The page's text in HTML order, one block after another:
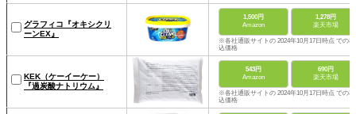
グラフィコ『オキシクリ
ーンEX』
1,500円
Amazon
1,278円
楽天市場
※各社通販サイトの 2024年10月17日時点 での税
込価格
KEK（ケーイーケー）
『過炭酸ナトリウム』
543円
Amazon
690円
楽天市場
※各社通販サイトの 2024年10月17日時点 での税
込価格